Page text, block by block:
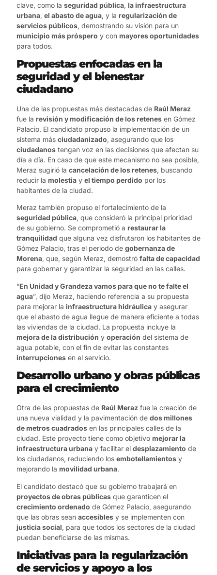
clave, como la seguridad pública, la infraestructura
urbana, el abasto de agua, y la regularización de
servicios públicos, demostrando su visión para un
municipio más próspero y con mayores oportunidades
para todos.
Propuestas enfocadas en la
seguridad y el bienestar
ciudadano
Una de las propuestas más destacadas de Raúl Meraz
fue la revisión y modificación de los retenes en Gómez
Palacio. El candidato propuso la implementación de un
sistema más ciudadanizado, asegurando que los
ciudadanos tengan voz en las decisiones que afectan su
día a día. En caso de que este mecanismo no sea posible,
Meraz sugirió la cancelación de los retenes, buscando
reducir la molestia y el tiempo perdido por los
habitantes de la ciudad.
Meraz también propuso el fortalecimiento de la
seguridad pública, que consideró la principal prioridad
de su gobierno. Se comprometió a restaurar la
tranquilidad que alguna vez disfrutaron los habitantes de
Gómez Palacio, tras el periodo de gobernanza de
Morena, que, según Meraz, demostró falta de capacidad
para gobernar y garantizar la seguridad en las calles.
“En Unidad y Grandeza vamos para que no te falte el
agua”, dijo Meraz, haciendo referencia a su propuesta
para mejorar la infraestructura hidráulica y asegurar
que el abasto de agua llegue de manera eficiente a todas
las viviendas de la ciudad. La propuesta incluye la
mejora de la distribución y operación del sistema de
agua potable, con el fin de evitar las constantes
interrupciones en el servicio.
Desarrollo urbano y obras públicas
para el crecimiento
Otra de las propuestas de Raúl Meraz fue la creación de
una nueva vialidad y la pavimentación de dos millones
de metros cuadrados en las principales calles de la
ciudad. Este proyecto tiene como objetivo mejorar la
infraestructura urbana y facilitar el desplazamiento de
los ciudadanos, reduciendo los embotellamientos y
mejorando la movilidad urbana.
El candidato destacó que su gobierno trabajará en
proyectos de obras públicas que garanticen el
crecimiento ordenado de Gómez Palacio, asegurando
que las obras sean accesibles y se implementen con
justicia social, para que todos los sectores de la ciudad
puedan beneficiarse de las mismas.
Iniciativas para la regularización
de servicios y apoyo a los